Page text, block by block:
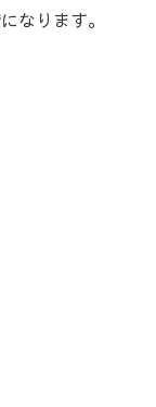
なります。